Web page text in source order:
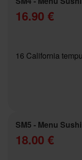
16.90 €
16 California
SM5 - Menu
18.00 €